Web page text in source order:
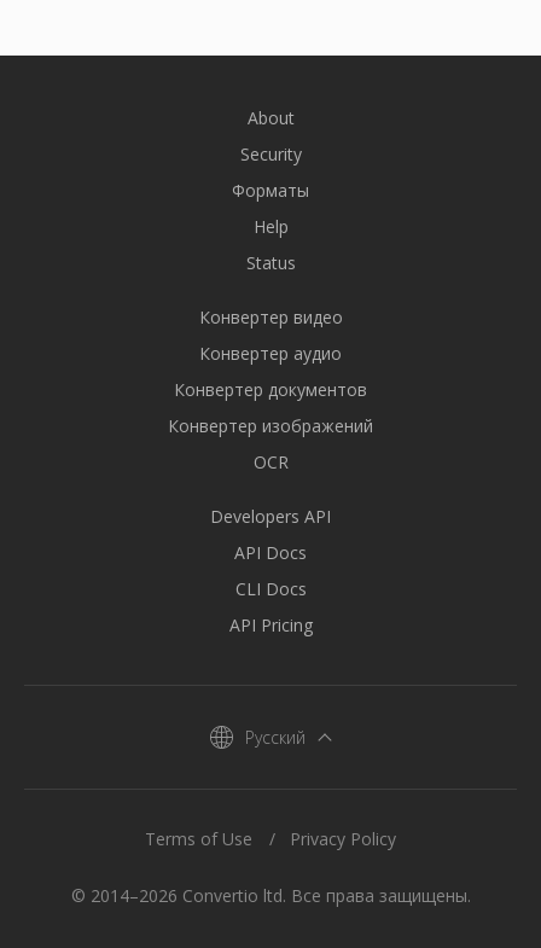
About
Security
Форматы
Help
Status
Конвертер видео
Конвертер аудио
Конвертер документов
Конвертер изображений
OCR
Developers API
API Docs
CLI Docs
API Pricing
Русский
© 2014–2026 Convertio ltd. Все права защищены.
Terms of Use Privacy Policy